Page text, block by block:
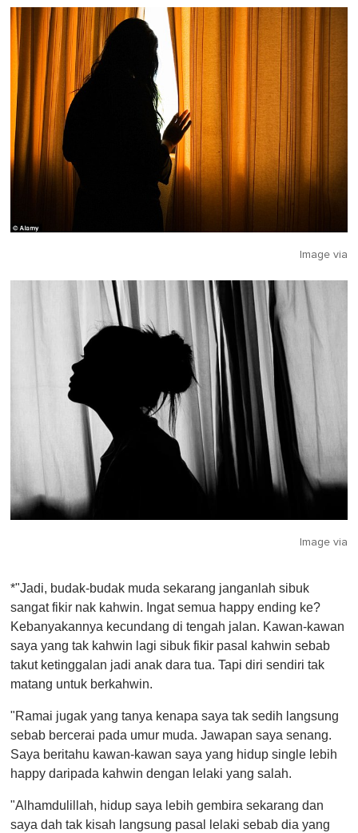
Image via
Image via
*"Jadi, budak-budak muda sekarang janganlah sibuk
sangat fikir nak kahwin. Ingat semua happy ending ke?
Kebanyakannya kecundang di tengah jalan. Kawan-kawan
saya yang tak kahwin lagi sibuk fikir pasal kahwin sebab
takut ketinggalan jadi anak dara tua. Tapi diri sendiri tak
matang untuk berkahwin.
"Ramai jugak yang tanya kenapa saya tak sedih langsung
sebab bercerai pada umur muda. Jawapan saya senang.
Saya beritahu kawan-kawan saya yang hidup single lebih
happy daripada kahwin dengan lelaki yang salah.
"Alhamdulillah, hidup saya lebih gembira sekarang dan
saya dah tak kisah langsung pasal lelaki sebab dia yang